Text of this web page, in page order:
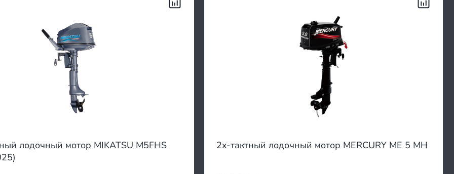
лодочный мотор MIKATSU M5FHS
2х-тактный лодочный мотор MERCURY ME 5 MH